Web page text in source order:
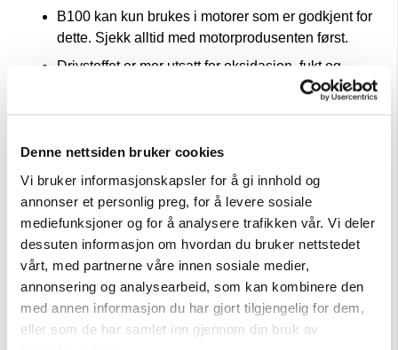
Denne nettsiden bruker cookies
Vi bruker informasjonskapsler for å gi innhold og
annonser et personlig preg, for å levere sosiale
mediefunksjoner og for å analysere trafikken vår. Vi deler
dessuten informasjon om hvordan du bruker nettstedet
vårt, med partnerne våre innen sosiale medier,
annonsering og analysearbeid, som kan kombinere den
med annen informasjon du har gjort tilgjengelig for dem,
eller som de har samlet inn gjennom din bruk av
B100 kan kun brukes i motorer som er godkjent for
dette. Sjekk alltid med motorprodusenten først.
Drivstoffet er mer utsatt for oksidasjon, fukt og
mikrobielle problemer, og egner seg ikke for
dieselsystemer eller blanding med vinterdiesel.
Typiske spesifikasjoner:
Råstoff: 100% rapsmetylester
Standard: NS-EN 14214
Reduksjon i CO₂-utslipp: Minst 50%
Svovelinnhold: Maks 10 ppm